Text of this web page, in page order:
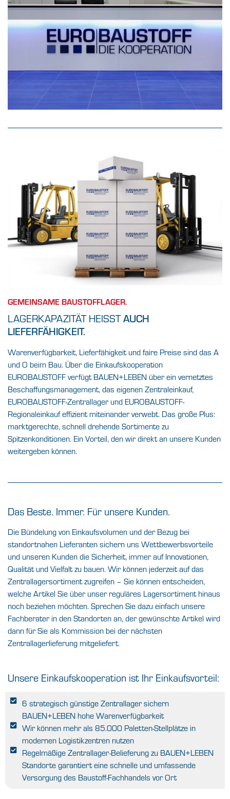
GEMEINSAME BAUSTOFFLAGER.
LAGERKAPAZITÄT HEISST AUCH
LIEFERFÄHIGKEIT.
Warenverfügbarkeit, Lieferfähigkeit und faire Preise sind das A
und O beim Bau. Über die Einkaufskooperation
EUROBAUSTOFF verfügt BAUEN+LEBEN über ein vernetztes
Beschaffungsmanagement, das eigenen Zentraleinkauf,
EUROBAUSTOFF-Zentrallager und EUROBAUSTOFF-
Regionaleinkauf effizient miteinander verwebt. Das große Plus:
marktgerechte, schnell drehende Sortimente zu
Spitzenkonditionen. Ein Vorteil, den wir direkt an unsere Kunden
weitergeben können.
Das Beste. Immer. Für unsere Kunden.
Die Bündelung von Einkaufsvolumen und der Bezug bei
standortnahen Lieferanten sichern uns Wettbewerbsvorteile
und unseren Kunden die Sicherheit, immer auf Innovationen,
Qualität und Vielfalt zu bauen. Wir können jederzeit auf das
Zentrallagersortiment zugreifen – Sie können entscheiden,
welche Artikel Sie über unser reguläres Lagersortiment hinaus
noch beziehen möchten. Sprechen Sie dazu einfach unsere
Fachberater in den Standorten an, der gewünschte Artikel wird
dann für Sie als Kommission bei der nächsten
Zentrallagerlieferung mitgeliefert.
Unsere Einkaufskooperation ist Ihr Einkaufsvorteil:
6 strategisch günstige Zentrallager sichern
BAUEN+LEBEN hohe Warenverfügbarkeit
Wir können mehr als 85.000 Paletten-Stellplätze in
modernen Logistikzentren nutzen
Regelmäßige Zentrallager-Belieferung zu BAUEN+LEBEN
Standorte garantiert eine schnelle und umfassende
Versorgung des Baustoff-Fachhandels vor Ort